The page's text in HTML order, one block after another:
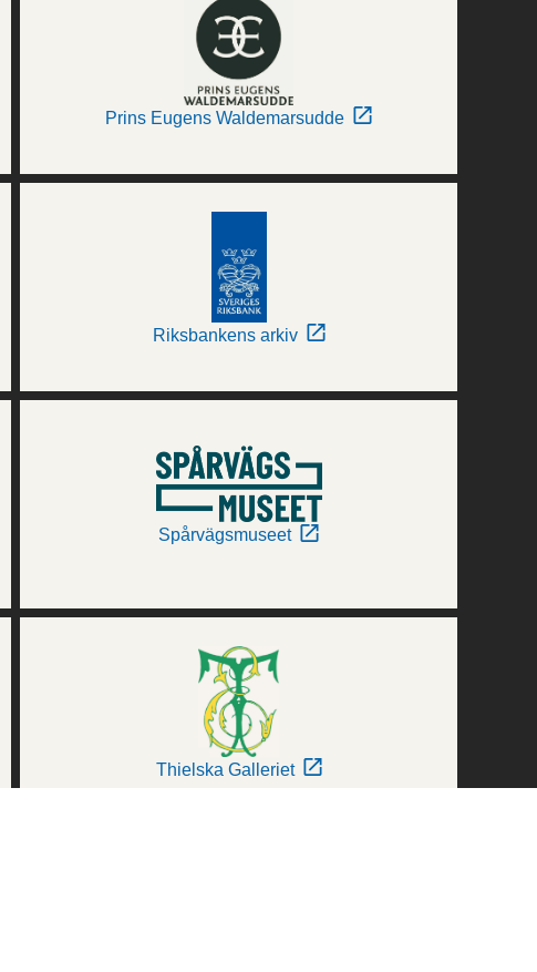
Prins Eugens Waldemarsudde
Riksbankens arkiv
Spårvägsmuseet
Thielska Galleriet